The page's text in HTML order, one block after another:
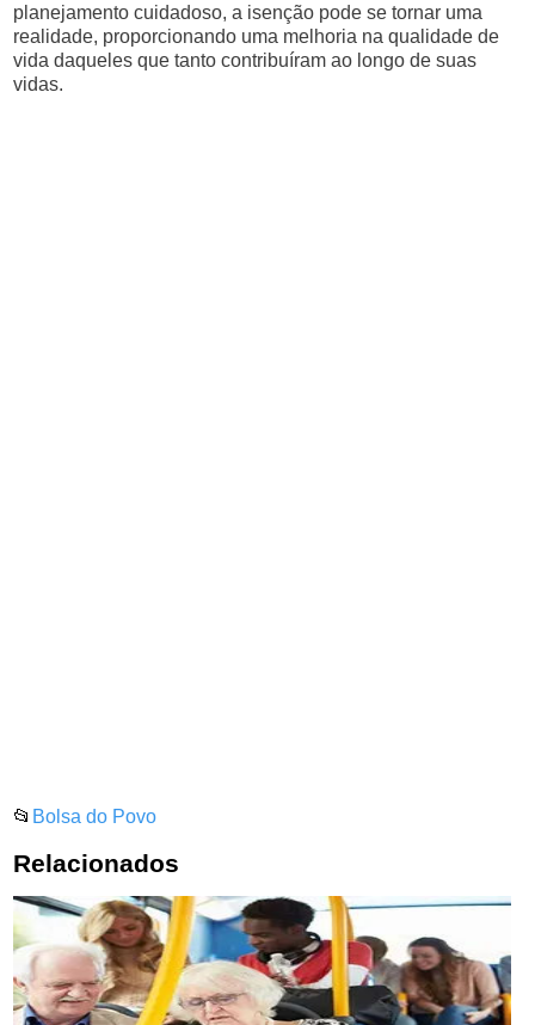
planejamento cuidadoso, a isenção pode se tornar uma
realidade, proporcionando uma melhoria na qualidade de
vida daqueles que tanto contribuíram ao longo de suas
vidas.
📂 Bolsa do Povo
Relacionados